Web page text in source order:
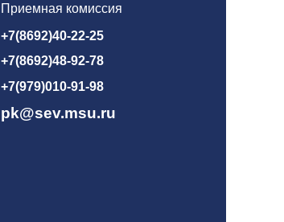
Приемная комиссия
+7(8692)40-22-25
+7(8692)48-92-78
+7(979)010-91-98
pk@sev.msu.ru